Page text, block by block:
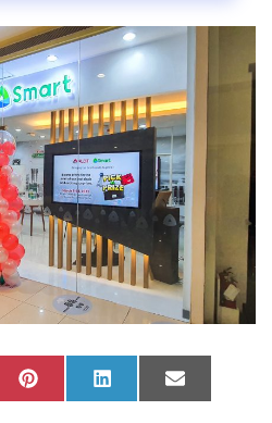
Share
on
P
i
Share
on
L
i
Share
on
E
m